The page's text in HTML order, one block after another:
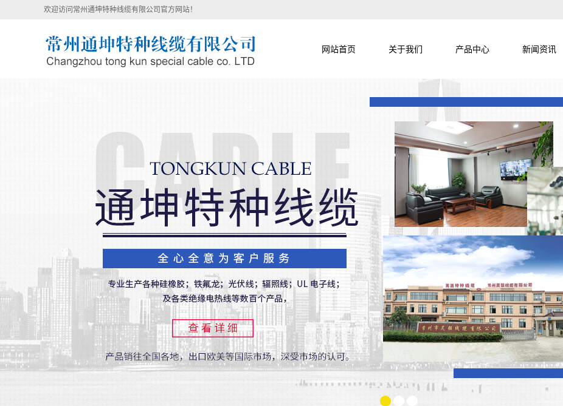
欢迎访问常州通坤特种线缆有限公司官方网站！
网站首页 关于我们
资质认证
企业文化
检测设备
联系我们
产品中心
PVC电子线
汽车低压线
特种线缆
辐照线系列
柔性拖链电缆
加热线
新闻资讯
3